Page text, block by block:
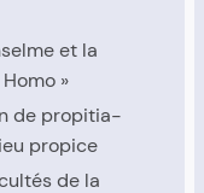
et la
»
de pro­pi­tia­
pro­pice
de la